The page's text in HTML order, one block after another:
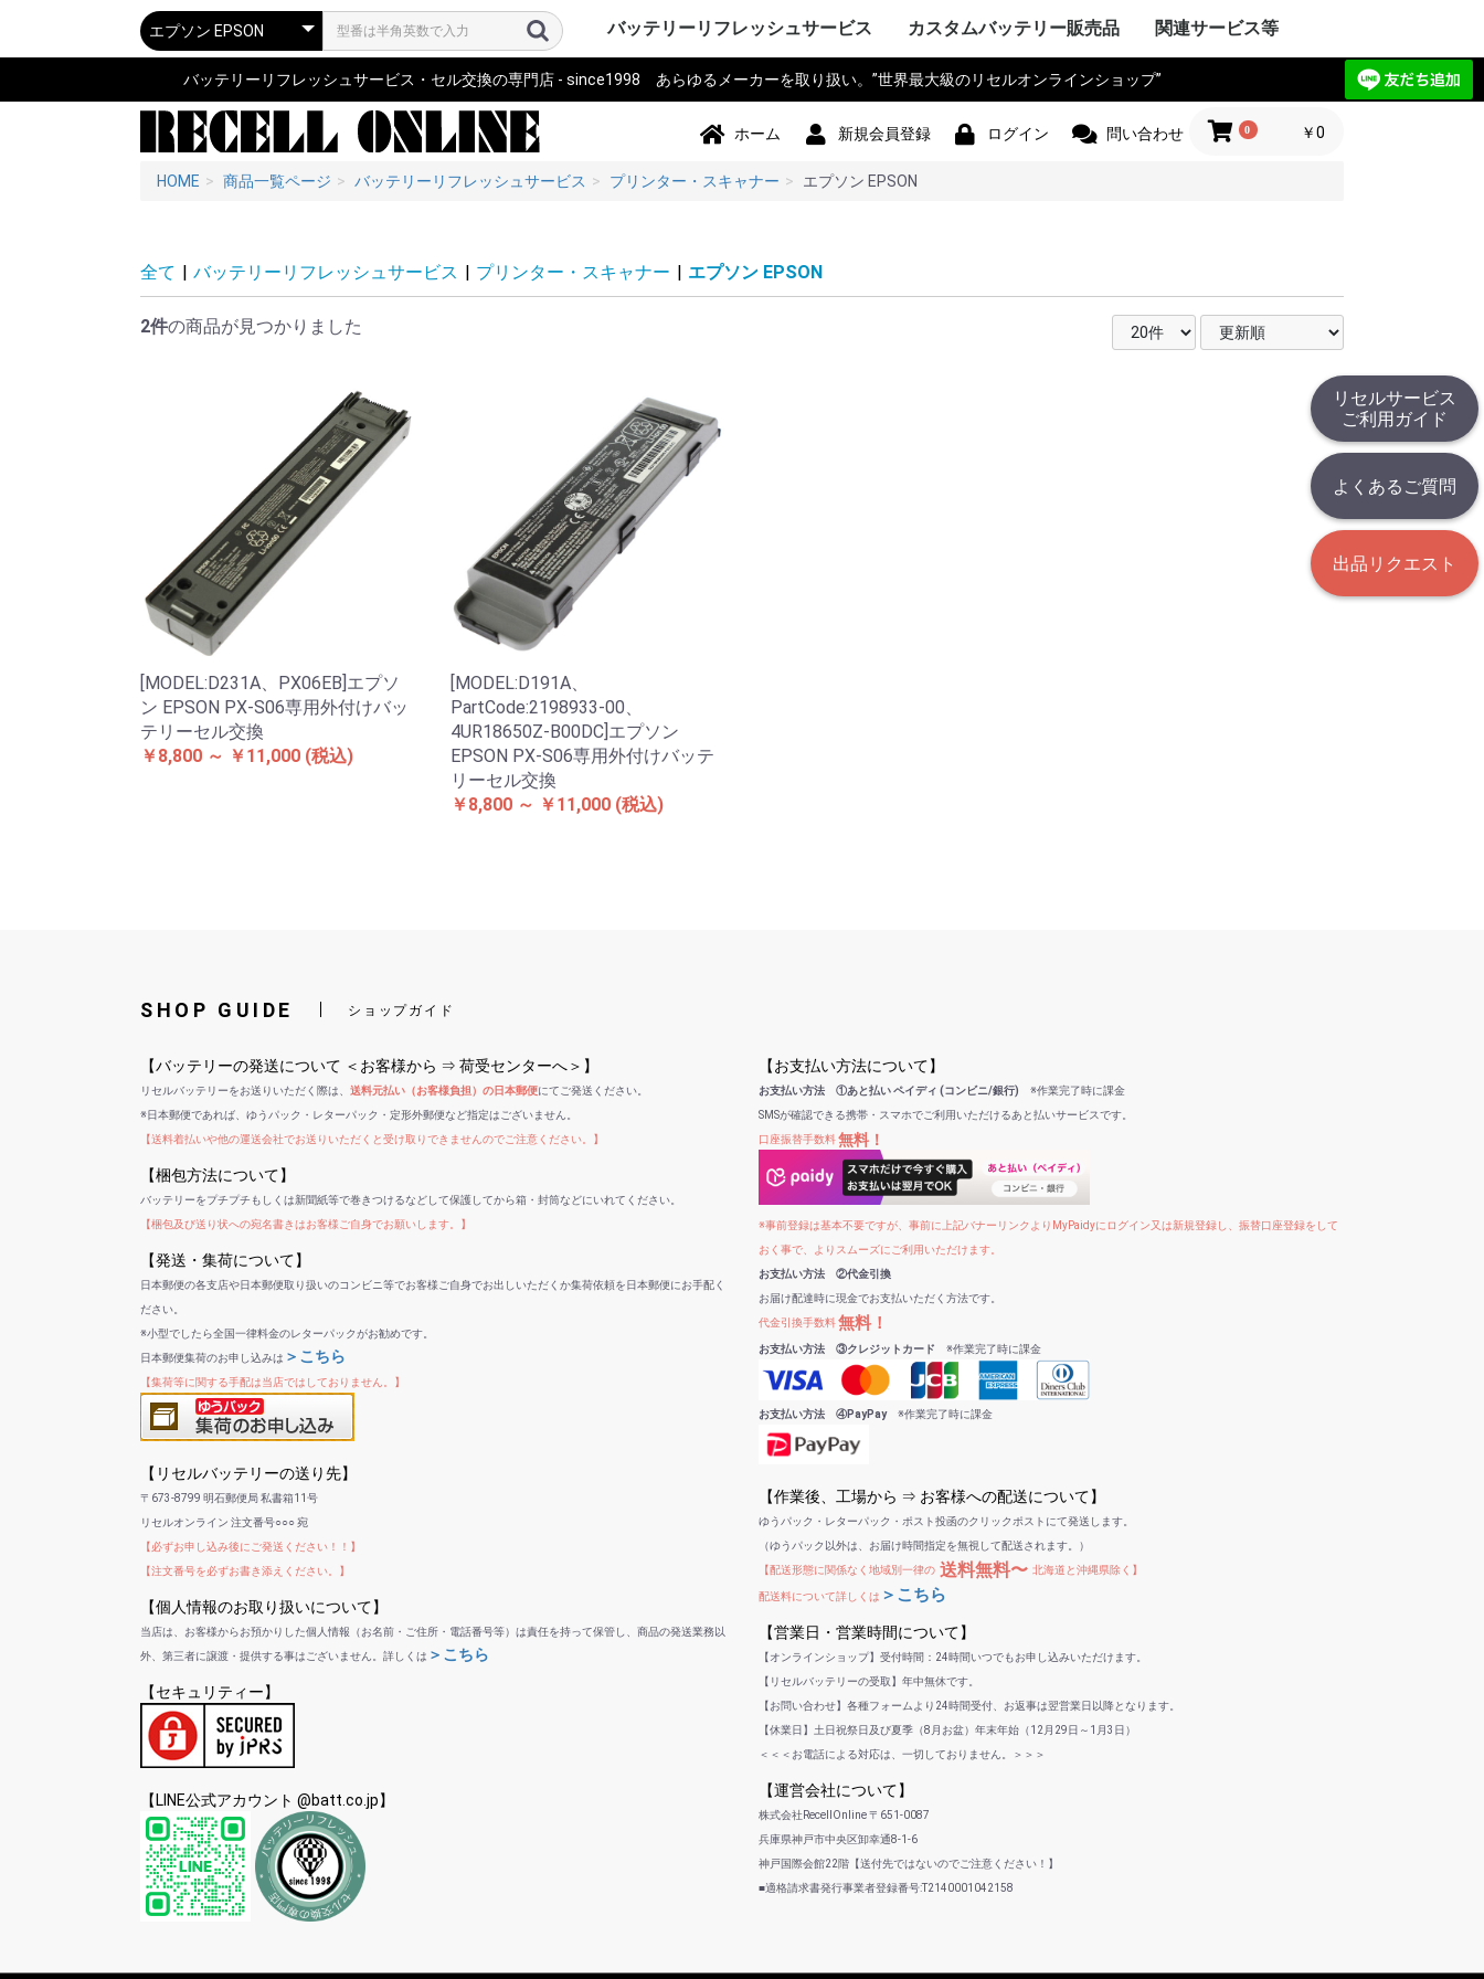
リセルサービス
ご利用ガイド
よくあるご質問
出品リクエスト
バッテリーリフレッシュサービス
パソコン PC・サーバー・周辺機
器
ソニー SONY VAIO
パナソニック
Panasonic
東芝 TOSHIBA
アップル Apple Mac
ThinkPad
カシオ CASIO
ビクター Victor
NEC 日本電気
コンパック Compaq
シャープ SHARP
デル DELL
三菱 MITSUBISHI
hp ヒューレット・パ
ッカード
Gateway ゲートウェ
イ
日立 HITACHI
富士通 Fujitsu
サンヨー SANYO
ACER エイサー
アキア AKIA
AOPEN エーオープン
ASUS アサス
CLEVO セルボ
エプソン EPSON
飯山 iiyama
SAMSUNG サムソン
レノボ Lenovo
工人舎 KOHJINSHA
マウスコンピュータ
オンキヨー ソーテッ
ク
FRONTIER フロンティ
ア
マイクロソフト
Microsoft
その他 OTHER
測量機器 トプコン TOPCON
ソキア SOKKIA
ニコン Nikon JEC
ペンタックス PENTAX
横河 YOKOGAWA
ライカ Leica
オリンパス OLYMPUS
トリンブル Trimble
Giodimeter
フジクラ Fujikura
タマヤ計測 TAMAYA
その他 OTHER
計測器・測定器・分析計
MICRONIX マイクロニ
クス
Leica ライカ
日立 HITACHI
マルチ計測器
FLUKE フルーク
テクトロニクス
Tektronix
A&D
hp ヒューレット・パ
ッカード
Z+F Zoller+Frohlich
横河電機 YOKOGAWA
JRC 日本無線
岩通
BOSCH ボッシュ
日置電機
キーエンス KEYENCE
テルモ
アンリツ Anritsu
オリンパス OLYMPUS
TESTO
三洋電機 SANYO
東芝 TOSHIBA
オムロン omron
コニカミノルタ
日通工 NEC
Nikon ニコン
Fujikura フジクラ
VeEX
KEYSIGHT
フィリップス Philips
その他 OTHER
電動工具 マキタ makita
HiKOKI 日立工機
パナソニック電工
Panasonic
KYOCERA 京セラ
RYOBI リョービ
BOSCH ボッシュ
HILTI ヒルティー
泉精器 IZUMI マクセ
ル
東芝 TOSHIBA
MAX マックス
DEWALT デウォルト
DREMEL ドレメル
CACTUS カクタス
LOBTEX ロブテックス
EXEN エクセン
KTC
イクラ精機 IKURA
ダイア DAIA
BLACK&DECKER ブラ
ック&デッカー
Snapon スナップオン
インガソールランド
Ingersoll Rand
スバル SUBARU
EARTH MAN アースマ
ン
パオック PAOCK
Porter Cable
シンコー SHINKO
Milwaukee
STIHL スチール
Stryker ストライカー
ORBOT オーボット
REX レッキス
HALL
その他 OTHER
作業機器・検査機器・整備 古河電気工業
住友電工
三菱電機
HEINE ハイネ
MORITA モリタ製作所
マイクロテック
ENAX エナックス
FUJIFILM 富士フイル
ム
富士電機
沖電気工業
NEC
フジクラ Fujikura
パナソニック電工 松
下電工
山武 アズビル azbil
その他
電動アシスト自転車・eBIKE・車
椅子
ヤマハ YAMAHA
ブリジストン
Bridgestone
パナソニック
Panasonic
サンスター技研
SUNSTAR
ホンダ HONDA 本田
サンヨー SANYO
ミヤタ MIYATA
丸石サイクル
maruishi
AERO LIFE
スズキ SUZUKI
ホダカ Hodaka
シマノ SHIMANO
ヤンマー YANMAR
大河通商
カイホウジャパン
トランスモバイリー
TRANS MOBILLY
Airwheel
NISSIN
カワサキ Kawasaki
ジャイアント GIANT
その他 OTHER
カメラ・ストロボ・ライト系・
投光器・顕微鏡
ソニー SONY
IDX アイ・ディー・エ
クス
パナソニック
Panasonic
COMET コメット
シャープ SHARP
ビクター Victor JVC
antonbauer アントン
バウアー
Kodak コダック
Nikon ニコン
キャノン CANON
ポラロイド Polaroid
Leica ライカ
PENTAX ペンタックス
FUJIFILM 富士フイル
ム
オリンパス OLYMPUS
コニカミノルタ
KONICA MINOLTA
SEA&SEA シーアンド
シー
フィッシュアイ
FISHEYE
NEITZ ナイツ
カール・ツァイス
KOWA 興和
KYOCERA 京セラ
SurgiTel サージテル
シグマ SIGMA
POLARION ポラリオ
ン
WelchAllyn
Keldan
東芝 TOSHIBA
Godox
RICOH リコー
その他 OTHER
アイボ AIBO SONY
ロボット・コントローラ
コミュニケーションロ
ボット
NAO ナオ
その他
オーディオ・ビジュアル・モニ
ター
アップル Apple
ソニー SONY
パイオニア
JBL
パナソニック
Panasonic
シャープ SHARP
カシオ CASIO
エプソン EPSON
京セラ KYOCERA
東芝 TOSHIBA
NEC
CREATIVE
KENWOOD ケンウッ
ド
ONKYO オンキョー
Technics テクニクス
BOSE
BenQ ベンキュー
TOA
ツインバード
TWINBIRD
LOGICOOL ロジクー
ル
TEAC TASCAM
audio-technica
Victor ビクター
DENON デノン
ROLAND ローランド
その他 OTHER
スマホ・タブレット・PDA・そ
の他端末
ドコモ DOCOMO
au
NEC
日立 HITACHI
hp ヒューレット・パ
ッカード
シャープ SHARP
富士通 Fujitsu
パナソニック
Panasonic
カシオ CASIO
東芝 TOSHIBA
SONY ソニー
Apple アップル
HUAWEI ファーウェイ
その他 OTHER
プリンター・スキャナー シチズン CITIZEN
ペンタックス PENTAX
エプソン EPSON
キャノン CANON
ブラザー工業 brother
hp ヒューレット・パ
ッカード
オリンパス OLYMPUS
パナソニック
Panasonic
東芝テック
SII セイコーインスツ
ル
リーダー電子
三栄電機
マックス MAX
カシオ CASIO
スター精密
日本プリメックス
その他 OTHER
電源モジュール・ポータブルバ
ッテリー
パコ電子工業
NEP
INSPIRED ENERGY
Panasonic パナソニ
ック
アイ・オーデータ
エナックス ENAX
バッファロー・コクヨ
サンワサプライ
JTT
ニプロン Nipron
RRCパワーソリューシ
ョンズ
BMO JAPAN
その他 OTHER
無線機・電話機・Wi-Fiルータ アイコム Icom
三菱電機 MITSUBISHI
パナソニック
Panasonic
ケンウッド
KENWOOD
東芝 TOSHIBA
八重洲無線 YAESU
富士通 Fujitsu
MOTOROLA モトロー
ラ
VERTEX STANDARD
スタンダード
日立 HITACHI
NEC 日本電気
パイオニア
ビクター Victor
JRC 日本無線機
沖電気工業 OKI
アルインコ ALINCO
新潟通信機
JRC日本無線機
松下通信工業
岩崎通信機 IWATSU
シャープ SHARP
信和ユニテック
アンリツ Anritsu
サンヨー SANYO
トヨコム
信和通信
TONO
KDDI
NTT 日本電信電話
NTTドコモ
京セラ KYOCERA
その他 OTHER
ドローン・ラジコン・テレコ
ン・リモコン
DJI
Futaba 双葉電子工業
TOKIMECINC 極東開
発
田宮模型
SANWA サンワ
エニー
東芝テリー (旧 東京電
子工業)
JR PROPO
大和機工
Panasonic パナソニ
ック 松下電工
日本クレーン
金陵電機 Kinryo
アンリツ Anritsu
長野工業
三菱
日立
QYSEA
その他 OTHER
パーソナルモビリティ・電動カ
ート
ESWING
SEGWAY セグウェイ
その他
ハンディーターミナル・コード
リーダー
キャノン CANON
デンソーDENSO
八重洲無線 YAESU
エプソン EPSON
NECインフロンティア
FURUNO
カシオ CASIO
シャープ SHARP
東芝テック
セイコー
DENSEI
symbol
パナソニック
Panasonic
Nitsuko 日通工
富士通 Fujitsu
キーエンス KEYENCE
Welcat
モトローラ
MOTOROLA
ウェルコムデザイン
その他 OTHER
ナビ・自動車バイク アクセサリ
ー
SONY ソニー
Panasonic パナソニ
ック
ユピテル
BOSCH ボッシュ
COMTEC コムテック
Trywin トライウイン
GARMIN ガーミン
KAIHOU
SEIWA セイワ
CELLSTAR セルスタ
ー
Pioneer パイオニア
その他 OTHER
掃除機・洗浄機・空調関連 シャープ SHARP
ダイソン Dyson
ブラックアンドデッカ
ー BLACK&DECKER
TWINBIRD ツインバー
ド
iRobot
パナソニック ナショ
ナル
ジョンソン
サンヨー SANYO
日立 HITACHI
東芝 TOSHIBA
Electrolux
株環境技研
BLACK & DECKER
ボッシュ BOSCH
GAIS ガイズ
ツカモトエイム 環境
技研
CCP
マキタ makita
raycop レイコップ
ケルヒャー KARCHER
アイリスオーヤマ
Anker アンカー
その他 OTHER
コードレスフォン
パナソニック
Panasonic
MOTOROLA モトロー
ラ
日立 HITACHI
ナカヨ通信機
アイホン
タカコム
muTECH
NEC 日本電気
東芝 TOSHIBA
ソニー SONY
その他 OTHER
通信カラオケ・デンモク
誘導非常灯・住設警報機器
パナソニック電工
Panasonic
東芝ライテック
古河電池
日立 HITACHI
三菱電機 MITSUBISHI
大光電機 DAIKO
オーデリック
岩崎電気
NEC 日本電気
三洋GSソフトエナジ
ー
新神戸電機
TOA
日本ビクター
GSユアサ
三洋電機 SANYO
日本電池
ジーエスメルコテック
ジーエスサフト
その他 OTHER
住宅設備・施設設備
パナソニック
Panasonic
三洋・SANYO・サン
ヨー
三洋GSソフトエナジ
ー
GSサフト ジーエスサ
フト
GSメルコテック
セイコー SEIKO
LEXEL
LIXIL INAX
Nabtesco ナブテスコ
TOEX
TOSO
TWINBIRD ツインバー
ド
その他 OTHER
バックアップ電源・UPS(無停電
電源装置)
APC
オムロン
NTT
その他
事務機器・辞書・計算機・タイ
ムレコーダー
アマノ
CASIO カシオ
SII セイコーインスツ
ル
Canon キャノン
SHARP シャープ
KING JIM キングジム
Panasonic パナソニ
ック
その他 OTHER
健康・美容家電 TRIA トリア アイエピ
BRAUN ブラウン
PHILIPS フィリップス
WAHL ウォール
Capillus カピラス
andis
OSTAR
Panasonic パナソニ
ック 松下
SANYO 三洋電機
マクセル
FLAX
OMRON オムロン
TWINBIRD ツインバー
ド
日立
ヒロセ電機
ナリス
その他
ポンプ
農業・園芸・除雪機
おもちゃ・楽器・釣具・レジャ
ー
Panasonic SANYO FDK
その他
カスタムバッテリー販売品 関連サービス等
（サンプル送付申込）
見積（送付申込）
販売品
回収
バッテリーリフレッシュサービス・セル交換の専門店 - since1998 あらゆるメーカーを取り扱い。”世界最大級のリセルオンラインショップ”
ホーム 新規会員登録 ログイン 問い合わせ 0 ￥0
HOME 商品一覧ページ バッテリーリフレッシュサービス プリンター・スキャナー エプソン EPSON
全て | バッテリーリフレッシュサービス | プリンター・スキャナー | エプソン EPSON
2件の商品が見つかりました
[MODEL:D231A、PX06EB]エプソ
ン EPSON PX-S06専用外付けバッ
テリーセル交換
￥8,800 ～ ￥11,000 (税込)
[MODEL:D191A、
PartCode:2198933-00、
4UR18650Z-B00DC]エプソン
EPSON PX-S06専用外付けバッテ
リーセル交換
￥8,800 ～ ￥11,000 (税込)
SHOP GUIDE ショップガイド
【バッテリーの発送について ＜お客様から ⇒ 荷受センターへ＞】
リセルバッテリーをお送りいただく際は、 送料元払い（お客様負担）の日本郵便にてご発送ください。
※日本郵便であれば、ゆうパック・レターパック・定形外郵便など指定はございません。
【送料着払いや他の運送会社でお送りいただくと受け取りできませんのでご注意ください。】
【梱包方法について】
バッテリーをプチプチもしくは新聞紙等で巻きつけるなどして保護してから箱・封筒などにいれてください。
【梱包及び送り状への宛名書きはお客様ご自身でお願いします。】
【発送・集荷について】
日本郵便の各支店や日本郵便取り扱いのコンビニ等でお客様ご自身でお出しいただくか集荷依頼を日本郵便にお手配く
ださい。
※小型でしたら全国一律料金のレターパックがお勧めです。
日本郵便集荷のお申し込みは ＞こちら
【集荷等に関する手配は当店ではしておりません。】
【リセルバッテリーの送り先】
〒673-8799 明石郵便局 私書箱11号
リセルオンライン 注文番号○○○ 宛
【必ずお申し込み後にご発送ください！！】
【注文番号を必ずお書き添えください。】
【個人情報のお取り扱いについて】
当店は、お客様からお預かりした個人情報（お名前・ご住所・電話番号等）は責任を持って保管し、商品の発送業務以
外、第三者に譲渡・提供する事はございません。詳しくは ＞こちら
【セキュリティー】
【LINE公式アカウント @batt.co.jp】
【お支払い方法について】
お支払い方法 ①あと払い ペイディ (コンビニ/銀行) ※作業完了時に課金
SMSが確認できる携帯・スマホでご利用いただけるあと払いサービスです。
口座振替手数料無料！
※事前登録は基本不要ですが、事前に上記バナーリンクよりMyPaidyにログイン又は新規登録し、振替口座登録をして
おく事で、よりスムーズにご利用いただけます。
お支払い方法 ②代金引換
お届け配達時に現金でお支払いただく方法です。
代金引換手数料無料！
お支払い方法 ③クレジットカード ※作業完了時に課金
お支払い方法 ④PayPay※作業完了時に課金
【作業後、工場から ⇒ お客様への配送について】
ゆうパック・レターパック・ポスト投函のクリックポストにて発送します。
（ゆうパック以外は、お届け時間指定を無視して配送されます。）
【配送形態に関係なく地域別一律の 送料無料〜 北海道と沖縄県除く】
配送料について詳しくは ＞こちら
【営業日・営業時間について】
【オンラインショップ】受付時間：24時間いつでもお申し込みいただけます。
【リセルバッテリーの受取】年中無休です。
【お問い合わせ】各種フォームより24時間受付、お返事は翌営業日以降となります。
【休業日】土日祝祭日及び夏季（8月お盆）年末年始（12月29日～1月3日）
＜＜＜お電話による対応は、一切しておりません。＞＞＞
【運営会社について】
株式会社RecellOnline 〒651-0087
兵庫県神戸市中央区卸幸通8-1-6
神戸国際会館22階【送付先ではないのでご注意ください！】
■適格請求書発行事業者登録番号:T2140001042158